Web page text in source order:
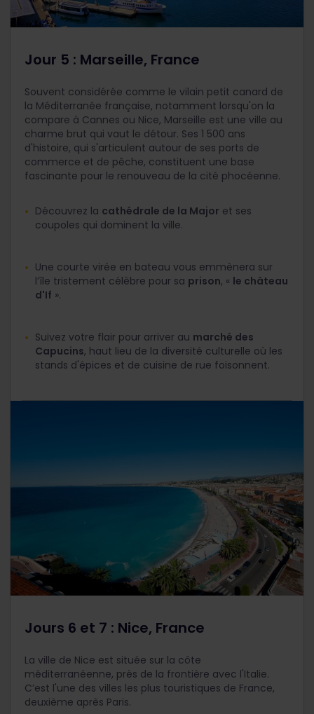
Jour 5 : Marseille, France
Souvent considérée comme le vilain petit canard de
la Méditerranée française, notamment lorsqu'on la
compare à Cannes ou Nice, Marseille est une ville au
charme brut qui vaut le détour. Ses 1 500 ans
d'histoire, qui s'articulent autour de ses ports de
commerce et de pêche, constituent une base
fascinante pour le renouveau de la cité phocéenne.
Découvrez la cathédrale de la Major et ses
coupoles qui dominent la ville.
Une courte virée en bateau vous emmènera sur
l’île tristement célèbre pour sa prison, « le château
d'If ».
Suivez votre flair pour arriver au marché des
Capucins, haut lieu de la diversité culturelle où les
stands d'épices et de cuisine de rue foisonnent.
Jours 6 et 7 : Nice, France
La ville de Nice est située sur la côte
méditerranéenne, près de la frontière avec l'Italie.
C’est l'une des villes les plus touristiques de France,
deuxième après Paris.